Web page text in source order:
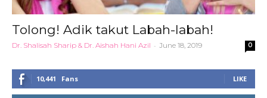
Tolong! Adik takut Labah-labah!
Dr. Shalisah Sharip & Dr. Aishah Hani Azil - June 18, 2019 0
10,441 Fans LIKE